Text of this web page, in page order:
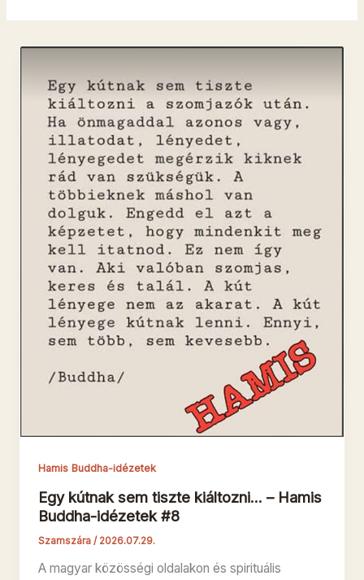
Hamis Buddha-idézetek
Egy kútnak sem tiszte kiáltozni… – Hamis
Buddha-idézetek #8
Szamszára/ 2026.07.29.
A magyar közösségi oldalakon és spirituális